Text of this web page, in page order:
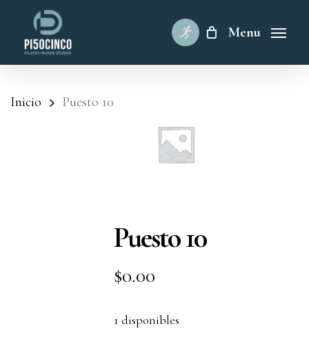
content
Menu
Inicio Puesto 10
Puesto 10
$0.00
1 disponibles